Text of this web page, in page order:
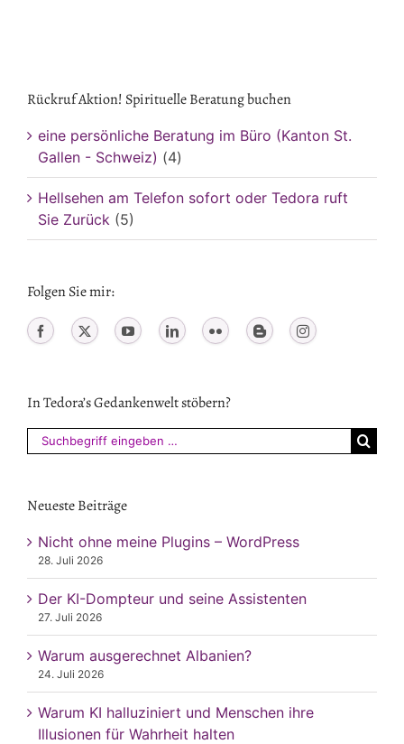
Rückruf Aktion! Spirituelle Beratung buchen
eine persönliche Beratung im Büro (Kanton St.
Gallen - Schweiz) (4)
Hellsehen am Telefon sofort oder Tedora ruft
Sie Zurück (5)
Folgen Sie mir:
In Tedora’s Gedankenwelt stöbern?
Suchen
nach:
Neueste Beiträge
Nicht ohne meine Plugins – WordPress
28. Juli 2026
Der KI-Dompteur und seine Assistenten
27. Juli 2026
Warum ausgerechnet Albanien?
24. Juli 2026
Warum KI halluziniert und Menschen ihre
Illusionen für Wahrheit halten